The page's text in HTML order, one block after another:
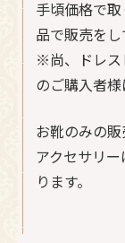
手頃価格で
品で販売をし
※尚、ドレス
のご購入者様
お靴のみの販
アクセサリ
ります。